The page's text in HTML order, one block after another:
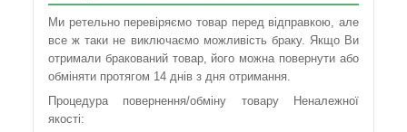
Ми ретельно перевіряємо товар перед відправкою, але
все ж таки не виключаємо можливість браку. Якщо Ви
отримали бракований товар, його можна повернути або
обміняти протягом 14 днів з дня отримання.
Процедура повернення/обміну товару Неналежної
якості: